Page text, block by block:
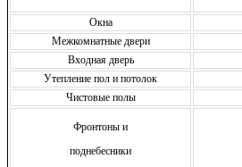
Окна
Межкомнатные двери
Входная дверь
Утепление пол и потолок
Чистовые полы
Фронтоны и
поднебесники